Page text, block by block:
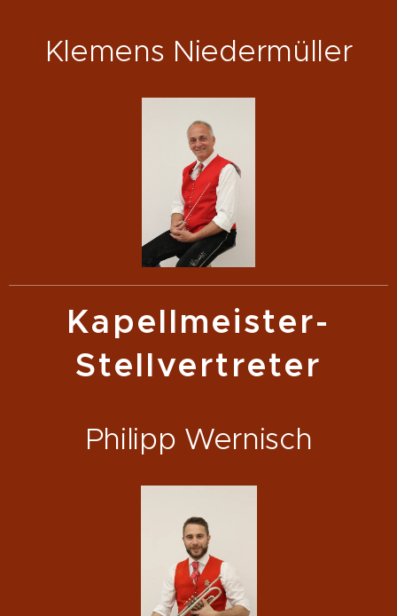
Klemens Niedermüller
Kapellmeister-
Stellvertreter
Philipp Wernisch